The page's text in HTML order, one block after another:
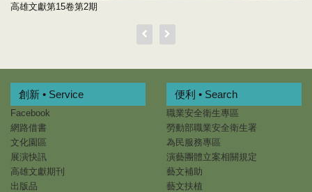
高雄文獻第15卷第2期
創新 • Service
Facebook
網路借書
文化園區
展演快訊
高雄文獻期刊
出版品
便利 • Search
職業安全衛生專區
勞動部職業安全衛生署
為民服務專區
演藝團體立案相關規定
藝文補助
藝文扶植